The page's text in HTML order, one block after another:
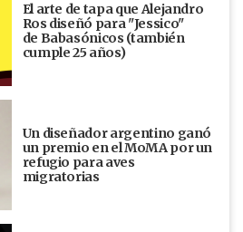
El arte de tapa que Alejandro
Ros diseñó para "Jessico"
de Babasónicos (también
cumple 25 años)
Un diseñador argentino ganó
un premio en el MoMA por un
refugio para aves
migratorias